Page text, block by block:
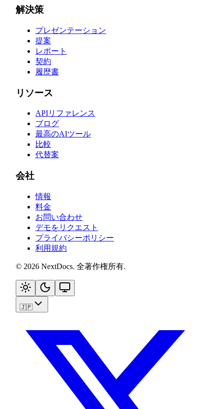
解決策
プレゼンテーション
提案
レポート
契約
履歴書
リソース
APIリファレンス
ブログ
最高のAIツール
比較
代替案
会社
情報
料金
お問い合わせ
デモをリクエスト
プライバシーポリシー
利用規約
© 2026 NextDocs. 全著作権所有.
🇯🇵